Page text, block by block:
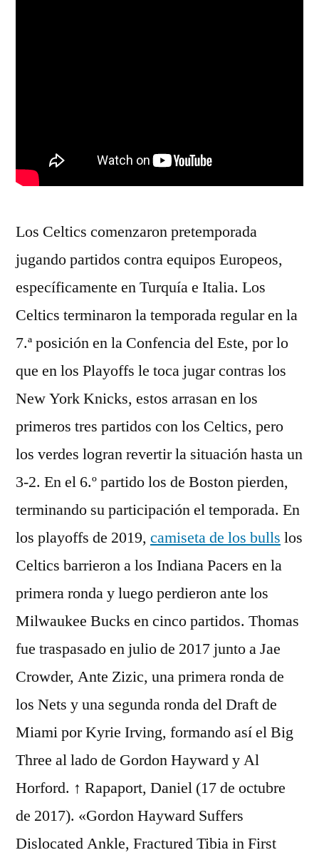
Los Celtics comenzaron pretemporada
jugando partidos contra equipos Europeos,
específicamente en Turquía e Italia. Los
Celtics terminaron la temporada regular en la
7.ª posición en la Confencia del Este, por lo
que en los Playoffs le toca jugar contras los
New York Knicks, estos arrasan en los
primeros tres partidos con los Celtics, pero
los verdes logran revertir la situación hasta un
3-2. En el 6.º partido los de Boston pierden,
terminando su participación el temporada. En
los playoffs de 2019, camiseta de los bulls los
Celtics barrieron a los Indiana Pacers en la
primera ronda y luego perdieron ante los
Milwaukee Bucks en cinco partidos. Thomas
fue traspasado en julio de 2017 junto a Jae
Crowder, Ante Zizic, una primera ronda de
los Nets y una segunda ronda del Draft de
Miami por Kyrie Irving, formando así el Big
Three al lado de Gordon Hayward y Al
Horford. ↑ Rapaport, Daniel (17 de octubre
de 2017). «Gordon Hayward Suffers
Dislocated Ankle, Fractured Tibia in First